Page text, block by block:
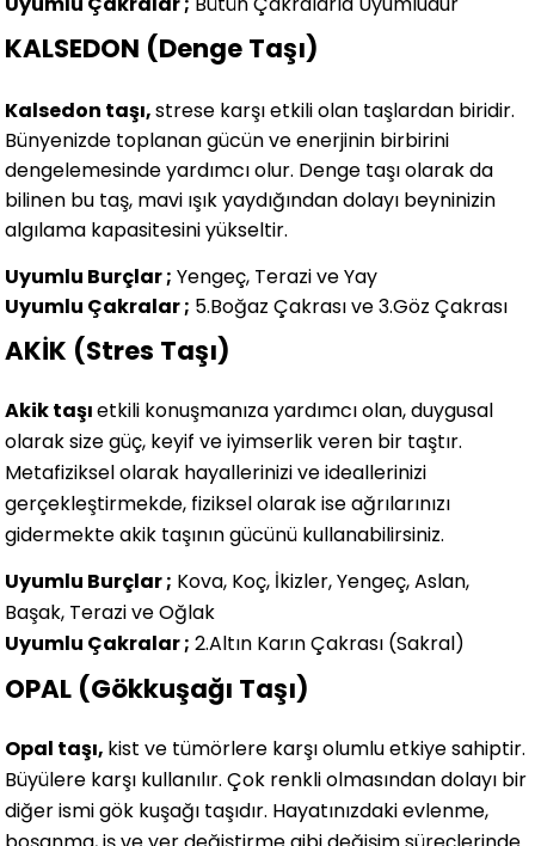
KALSEDON (Denge Taşı)
Kalsedon taşı,strese karşı etkili olan taşlardan biridir.
Bünyenizde toplanan gücün ve enerjinin birbirini
dengelemesinde yardımcı olur. Denge taşı olarak da
bilinen bu taş, mavi ışık yaydığından dolayı beyninizin
algılama kapasitesini yükseltir.
Uyumlu Burçlar ; Yengeç, Terazi ve Yay
Uyumlu Çakralar ; 5.Boğaz Çakrası ve 3.Göz Çakrası
AKİK (Stres Taşı)
Akik taşıetkili konuşmanıza yardımcı olan, duygusal
olarak size güç, keyif ve iyimserlik veren bir taştır.
Metafiziksel olarak hayallerinizi ve ideallerinizi
gerçekleştirmekde, fiziksel olarak ise ağrılarınızı
gidermekte akik taşının gücünü kullanabilirsiniz.
Uyumlu Burçlar ; Kova, Koç, İkizler, Yengeç, Aslan,
Başak, Terazi ve Oğlak
Uyumlu Çakralar ; 2.Altın Karın Çakrası (Sakral)
OPAL (Gökkuşağı Taşı)
Opal taşı, kist ve tümörlere karşı olumlu etkiye sahiptir.
Büyülere karşı kullanılır. Çok renkli olmasından dolayı bir
diğer ismi gök kuşağı taşıdır. Hayatınızdaki evlenme,